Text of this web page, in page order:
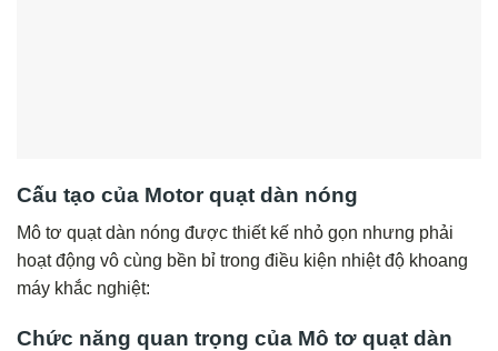
Cấu tạo của Motor quạt dàn nóng
Mô tơ quạt dàn nóng được thiết kế nhỏ gọn nhưng phải
hoạt động vô cùng bền bỉ trong điều kiện nhiệt độ khoang
máy khắc nghiệt:
Chức năng quan trọng của Mô tơ quạt dàn